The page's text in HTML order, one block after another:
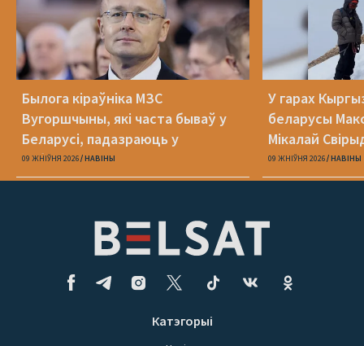
Былога кіраўніка МЗС
Вугоршчыны, які часта бываў у
Беларусі, падазраюць у
хабарніцтве
09 ЖНІЎНЯ 2026 НАВІНЫ
У гарах
беларусы
Мікалай
09 ЖНІЎНЯ 2026 НАВІНЫ
Катэгорыі